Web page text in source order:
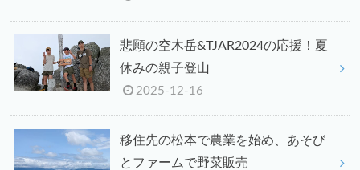
悲願の空木岳&TJAR2024の応援！夏
休みの親子登山
2025-12-16
移住先の松本で農業を始め、あそび
とファームで野菜販売